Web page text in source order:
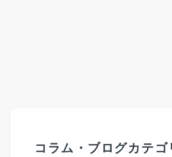
コラム・ブログカテゴ